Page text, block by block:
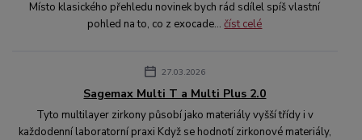
Místo klasického přehledu novinek bych rád sdílel spíš vlastní
pohled na to, co z exocade...číst celé
27.03.2026
Sagemax Multi T a Multi Plus 2.0
Tyto multilayer zirkony působí jako materiály vyšší třídy i v
každodenní laboratorní praxi Když se hodnotí zirkonové materiály,